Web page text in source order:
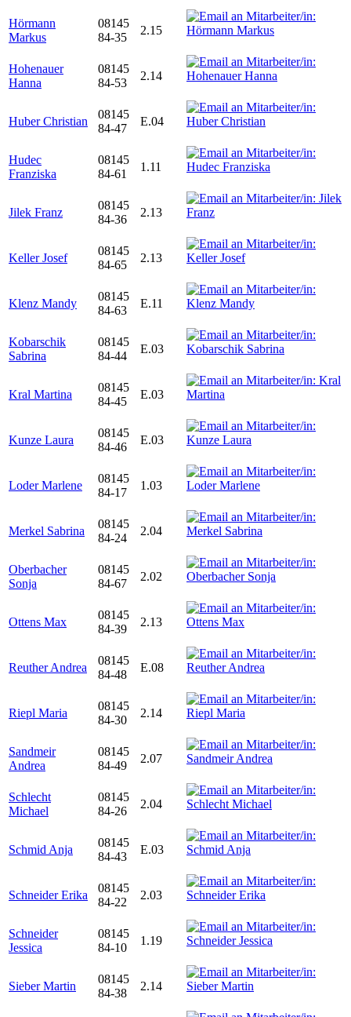
Hörmann
Markus
08145
84-35
2.15
Hohenauer
Hanna
08145
84-53
2.14
Huber Christian
08145
84-47
E.04
Hudec
Franziska
08145
84-61
1.11
Jilek Franz
08145
84-36
2.13
Keller Josef
08145
84-65
2.13
Klenz Mandy
08145
84-63
E.11
Kobarschik
Sabrina
08145
84-44
E.03
Kral Martina
08145
84-45
E.03
Kunze Laura
08145
84-46
E.03
Loder Marlene
08145
84-17
1.03
Merkel Sabrina
08145
84-24
2.04
Oberbacher
Sonja
08145
84-67
2.02
Ottens Max
08145
84-39
2.13
Reuther Andrea
08145
84-48
E.08
Riepl Maria
08145
84-30
2.14
Sandmeir
Andrea
08145
84-49
2.07
Schlecht
Michael
08145
84-26
2.04
Schmid Anja
08145
84-43
E.03
Schneider Erika
08145
84-22
2.03
Schneider
Jessica
08145
84-10
1.19
Sieber Martin
08145
84-38
2.14